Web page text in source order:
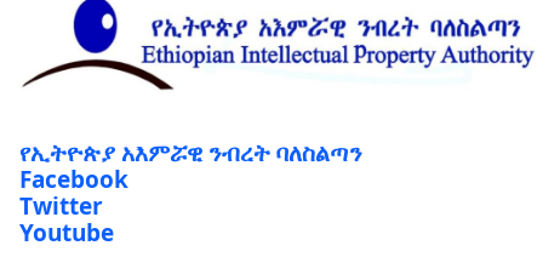
የኢትዮጵያ አእምሯዊ ንብረት ባለስልጣን
Facebook
Twitter
Youtube